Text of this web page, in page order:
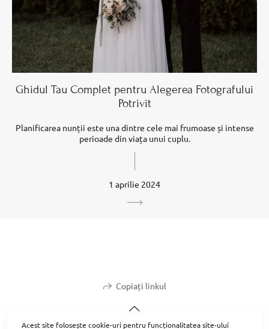
Ghidul Tau Complet pentru Alegerea Fotografului
Potrivit
Planificarea nunții este una dintre cele mai frumoase și intense
perioade din viața unui cuplu.
1 aprilie 2024
Copiați linkul
Acest site folosește cookie-uri pentru funcționalitatea site-ului